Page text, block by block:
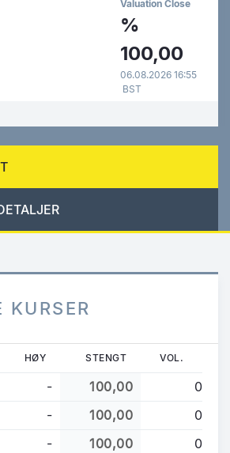
Valuation Close
%
100,00
06.08.2026 16:55
BST
KURSER
HØY STENGT VOL.
- 100,00
0
- 100,00
0
- 100,00
0